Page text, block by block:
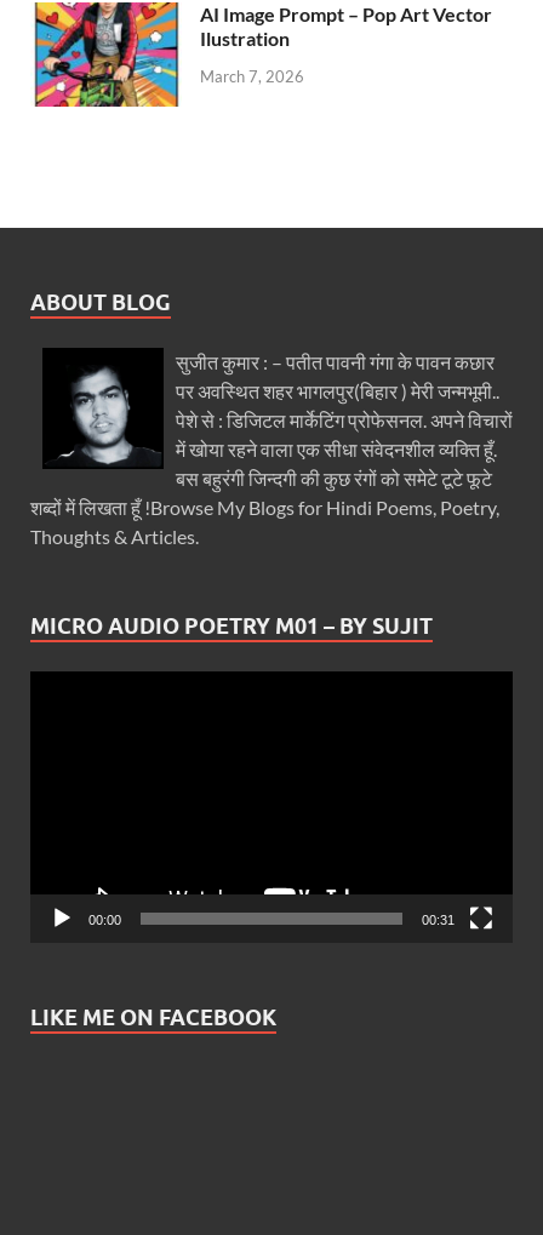
AI Image Prompt – Pop Art Vector
Ilustration
March 7, 2026
ABOUT BLOG
सुजीत कुमार : – पतीत पावनी गंगा के पावन कछार
पर अवस्थित शहर भागलपुर(बिहार ) मेरी जन्मभूमी..
पेशे से : डिजिटल मार्केटिंग प्रोफेसनल. अपने विचारों
में खोया रहने वाला एक सीधा संवेदनशील व्यक्ति हूँ.
बस बहुरंगी जिन्दगी की कुछ रंगों को समेटे टूटे फूटे
शब्दों में लिखता हूँ !Browse My Blogs for Hindi Poems, Poetry,
Thoughts & Articles.
MICRO AUDIO POETRY M01 – BY SUJIT
00:00 00:31
LIKE ME ON FACEBOOK